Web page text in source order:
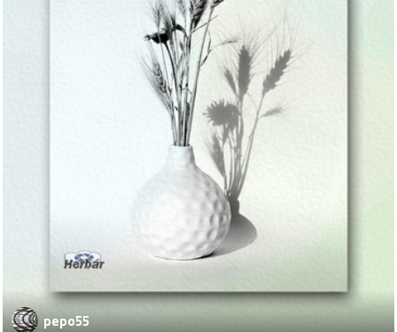
pepo55